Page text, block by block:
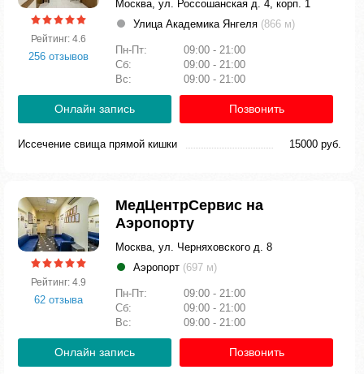
Рейтинг: 4.6
256 отзывов
Москва, ул. Россошанская д. 4, корп. 1
Улица Академика Янгеля (866 м)
Пн-Пт:
09:00 - 21:00
Сб:
09:00 - 21:00
Вс:
09:00 - 21:00
Онлайн запись Позвонить
Иссечение свища прямой кишки 15000 руб.
Рейтинг: 4.9
62 отзыва
МедЦентрСервис на
Аэропорту
Москва, ул. Черняховского д. 8
Аэропорт (697 м)
Пн-Пт:
09:00 - 21:00
Сб:
09:00 - 21:00
Вс:
09:00 - 21:00
Онлайн запись Позвонить